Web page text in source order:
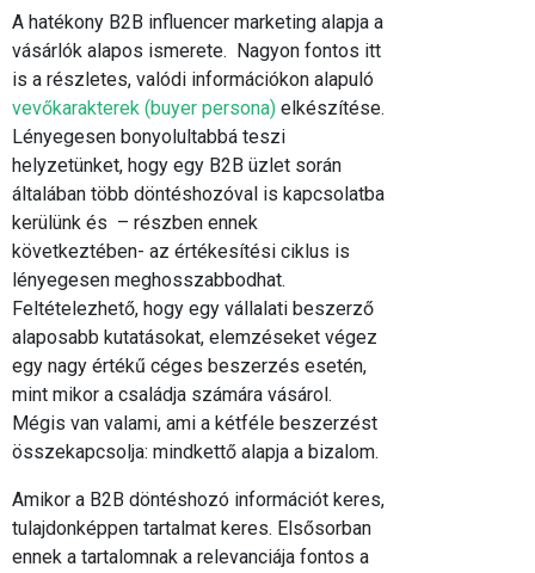
A hatékony B2B influencer marketing alapja a
vásárlók alapos ismerete. Nagyon fontos itt
is a részletes, valódi információkon alapuló
vevőkarakterek (buyer persona) elkészítése.
Lényegesen bonyolultabbá teszi
helyzetünket, hogy egy B2B üzlet során
általában több döntéshozóval is kapcsolatba
kerülünk és – részben ennek
következtében- az értékesítési ciklus is
lényegesen meghosszabbodhat.
Feltételezhető, hogy egy vállalati beszerző
alaposabb kutatásokat, elemzéseket végez
egy nagy értékű céges beszerzés esetén,
mint mikor a családja számára vásárol.
Mégis van valami, ami a kétféle beszerzést
összekapcsolja: mindkettő alapja a bizalom.
Amikor a B2B döntéshozó információt keres,
tulajdonképpen tartalmat keres. Elsősorban
ennek a tartalomnak a relevanciája fontos a